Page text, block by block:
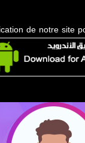
de notre site